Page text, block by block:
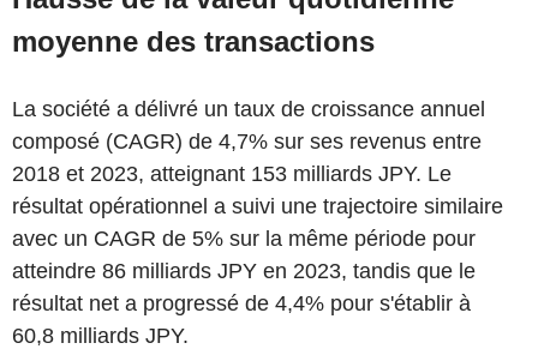
moyenne des transactions
La société a délivré un taux de croissance annuel
composé (CAGR) de 4,7% sur ses revenus entre
2018 et 2023, atteignant 153 milliards JPY. Le
résultat opérationnel a suivi une trajectoire similaire
avec un CAGR de 5% sur la même période pour
atteindre 86 milliards JPY en 2023, tandis que le
résultat net a progressé de 4,4% pour s'établir à
60,8 milliards JPY.